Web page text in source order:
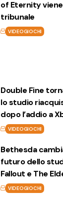
of Eternity
tribunale
VIDEOGIOCHI
Double Fine
lo studio
dopo l’addio a
VIDEOGIOCHI
Bethesda
futuro dello
Fallout e The
VIDEOGIOCHI